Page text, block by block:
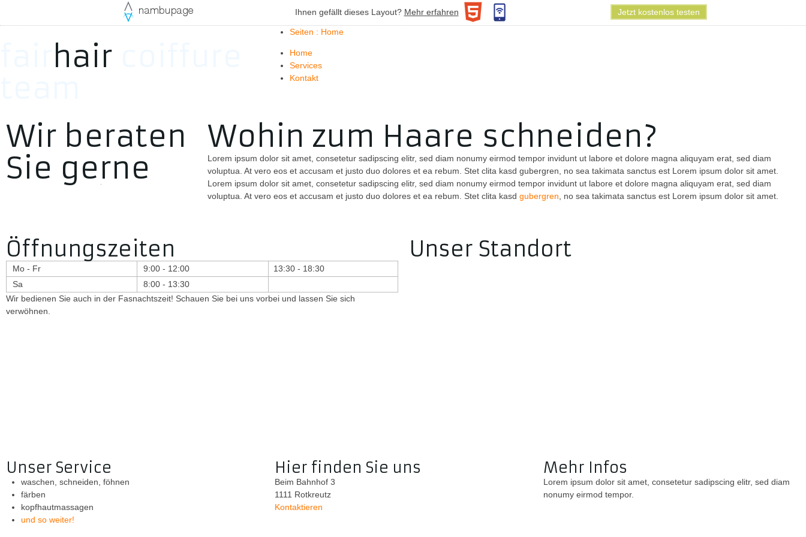
Ihnen gefällt dieses Layout? Mehr erfahren Jetzt kostenlos testen
hair
Seiten : Home
Services
Kontakt
Home
Services
Kontakt
Wir beraten
Sie gerne
Wohin zum Haare schneiden?
Lorem ipsum dolor sit amet, consetetur sadipscing elitr, sed diam nonumy eirmod tempor invidunt ut labore et dolore magna aliquyam erat, sed diam
voluptua. At vero eos et accusam et justo duo dolores et ea rebum. Stet clita kasd gubergren, no sea takimata sanctus est Lorem ipsum dolor sit amet.
Lorem ipsum dolor sit amet, consetetur sadipscing elitr, sed diam nonumy eirmod tempor invidunt ut labore et dolore magna aliquyam erat, sed diam
voluptua. At vero eos et accusam et justo duo dolores et ea rebum. Stet clita kasd gubergren , no sea takimata sanctus est Lorem ipsum dolor sit amet.
Öffnungszeiten
Mo - Fr 9:00 - 12:00
13:30 - 18:30
Sa
8:00 - 13:30
Wir bedienen Sie auch in der Fasnachtszeit! Schauen Sie bei uns vorbei und lassen Sie sich
verwöhnen.
Unser Standort
Unser Service
waschen, schneiden, föhnen
färben
kopfhautmassagen
und so weiter!
Hier finden Sie uns
Beim Bahnhof 3
1111 Rotkreutz
Kontaktieren
Mehr Infos
Lorem ipsum dolor sit amet, consetetur sadipscing elitr, sed diam
nonumy eirmod tempor.